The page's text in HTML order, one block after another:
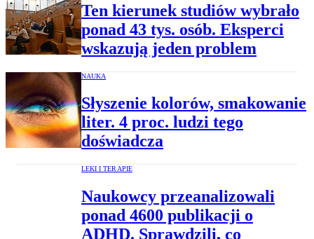
Ten kierunek studiów wybrało
ponad 43 tys. osób. Eksperci
wskazują jeden problem
NAUKA
Słyszenie kolorów, smakowanie
liter. 4 proc. ludzi tego
doświadcza
LEKI I TERAPIE
Naukowcy przeanalizowali
ponad 4600 publikacji o
ADHD. Sprawdzili, co